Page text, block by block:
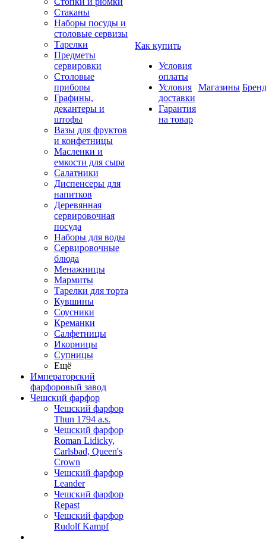
Стаканы
Наборы посуды и
столовые сервизы
Тарелки
Предметы
сервировки
Столовые
приборы
Графины,
декантеры и
штофы
Вазы для фруктов
и конфетницы
Масленки и
емкости для сыра
Салатники
Диспенсеры для
напитков
Деревянная
сервировочная
посуда
Наборы для воды
Сервировочные
блюда
Менажницы
Мармиты
Тарелки для торта
Кувшины
Соусники
Креманки
Салфетницы
Икорницы
Супницы
Ещё
Императорский
фарфоровый завод
Чешский фарфор
Чешский фарфор
Thun 1794 a.s.
Чешский фарфор
Roman Lidicky,
Carlsbad, Queen's
Crown
Чешский фарфор
Leander
Чешский фарфор
Repast
Чешский фарфор
Rudolf Kampf
Как купить
Условия
оплаты
Условия
доставки
Гарантия
на товар
Магазины